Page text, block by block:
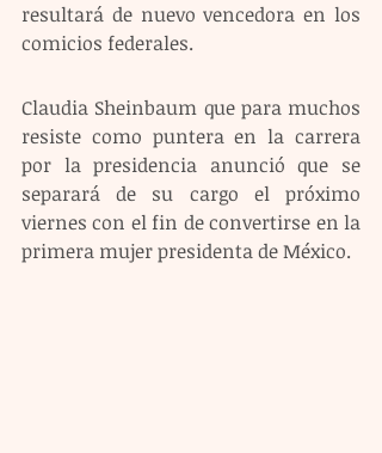
resultará de nuevo vencedora en los
comicios federales.
Claudia Sheinbaum que para muchos
resiste como puntera en la carrera
por la presidencia anunció que se
separará de su cargo el próximo
viernes con el fin de convertirse en la
primera mujer presidenta de México.